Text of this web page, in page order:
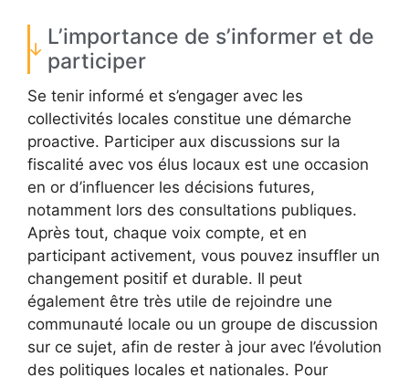
L’importance de s’informer et de
participer
Se tenir informé et s’engager avec les
collectivités locales constitue une démarche
proactive. Participer aux discussions sur la
fiscalité avec vos élus locaux est une occasion
en or d’influencer les décisions futures,
notamment lors des consultations publiques.
Après tout, chaque voix compte, et en
participant activement, vous pouvez insuffler un
changement positif et durable. Il peut
également être très utile de rejoindre une
communauté locale ou un groupe de discussion
sur ce sujet, afin de rester à jour avec l’évolution
des politiques locales et nationales. Pour